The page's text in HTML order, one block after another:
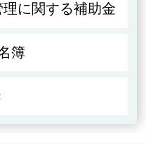
に関する補助金
簿